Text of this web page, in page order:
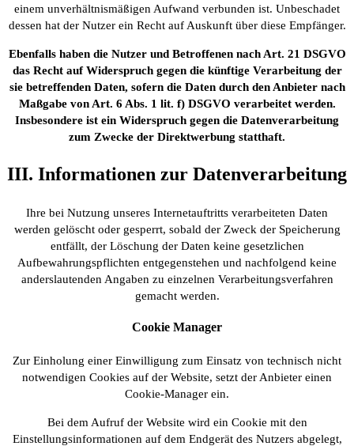
einem unverhältnismäßigen Aufwand verbunden ist. Unbeschadet
dessen hat der Nutzer ein Recht auf Auskunft über diese Empfänger.
Ebenfalls haben die Nutzer und Betroffenen nach Art. 21 DSGVO
das Recht auf Widerspruch gegen die künftige Verarbeitung der
sie betreffenden Daten, sofern die Daten durch den Anbieter nach
Maßgabe von Art. 6 Abs. 1 lit. f) DSGVO verarbeitet werden.
Insbesondere ist ein Widerspruch gegen die Datenverarbeitung
zum Zwecke der Direktwerbung statthaft.
III. Informationen zur Datenverarbeitung
Ihre bei Nutzung unseres Internetauftritts verarbeiteten Daten
werden gelöscht oder gesperrt, sobald der Zweck der Speicherung
entfällt, der Löschung der Daten keine gesetzlichen
Aufbewahrungspflichten entgegenstehen und nachfolgend keine
anderslautenden Angaben zu einzelnen Verarbeitungsverfahren
gemacht werden.
Cookie Manager
Zur Einholung einer Einwilligung zum Einsatz von technisch nicht
notwendigen Cookies auf der Website, setzt der Anbieter einen
Cookie-Manager ein.
Bei dem Aufruf der Website wird ein Cookie mit den
Einstellungsinformationen auf dem Endgerät des Nutzers abgelegt,